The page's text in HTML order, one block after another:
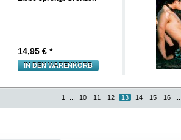
14,95 € *
IN DEN WARENKORB
1 10 11 12 13 14 15 16